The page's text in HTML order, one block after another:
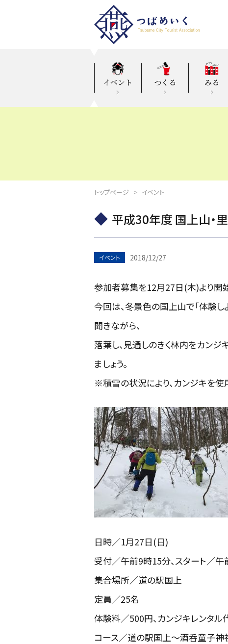
イベント つくる みる
トップページ イベント
平成30年度 国上山・
イベント 2018/12/27
参加者募集を12月27日(木)より開
今回は、冬景色の国上山で「体験し
聞きながら、
落葉し、見通しのきく林内をカン
ましょう。
※積雪の状況により、カンジキを使
日時／1月27日(日)
受付／午前9時15分、スタート／
集合場所／道の駅国上
定員／25名
体験料／500円、カンジキレンタ
コース／道の駅国上～酒呑童子